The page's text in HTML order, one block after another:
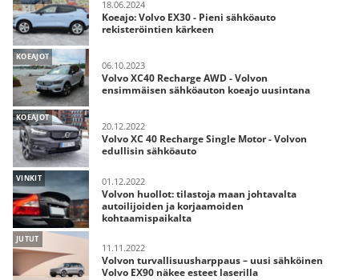
18.06.2024
Koeajo: Volvo EX30 - Pieni sähköauto
rekisteröintien kärkeen
KOEAJOT
06.10.2023
Volvo XC40 Recharge AWD - Volvon
ensimmäisen sähköauton koeajo uusintana
KOEAJOT
20.12.2022
Volvo XC 40 Recharge Single Motor - Volvon
edullisin sähköauto
VINKIT 01.12.2022
Volvon huollot: tilastoja maan johtavalta
autoilijoiden ja korjaamoiden
kohtaamispaikalta
JUTUT
11.11.2022
Volvon turvallisuusharppaus – uusi sähköinen
Volvo EX90 näkee esteet laserilla